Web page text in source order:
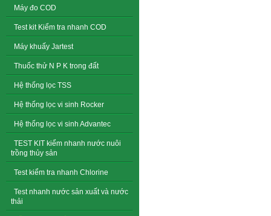
Máy đo COD
Test kit Kiểm tra nhanh COD
Máy khuấy Jartest
Thuốc thử N P K trong đất
Hệ thống lọc TSS
Hệ thống lọc vi sinh Rocker
Hệ thống lọc vi sinh Advantec
TEST KIT kiểm nhanh nước nuôi
trồng thủy sản
Test kiểm tra nhanh Chlorine
Test nhanh nước sản xuất và nước
thải